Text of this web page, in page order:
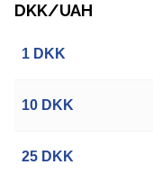
DKK/UAH
1 DKK
10 DKK
25 DKK